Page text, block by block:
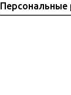
Персональные